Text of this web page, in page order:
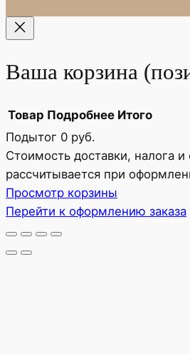
Ваша корзина
Товары
в
корзине
Товар Подробнее Итого
Подытог 0 руб.
Стоимость доставки, налога и
рассчитывается при
Просмотр корзины
Перейти к оформлению заказа